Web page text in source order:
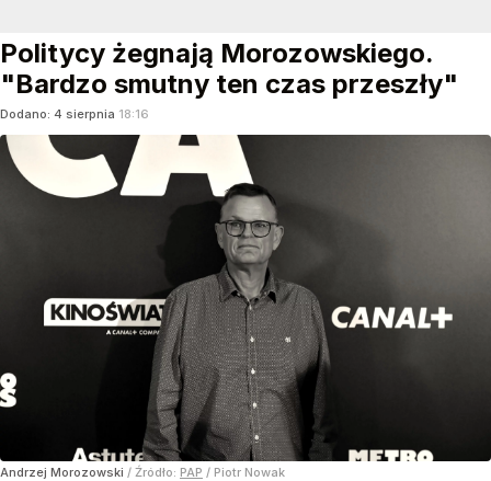
Politycy żegnają Morozowskiego.
"Bardzo smutny ten czas przeszły"
Dodano: 4 sierpnia 18:16
Andrzej Morozowski / Źródło: PAP / Piotr Nowak